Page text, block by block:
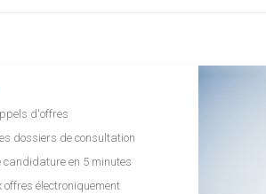
d'offres
dossiers de consultation
candidature en 5 minutes
offres électroniquement